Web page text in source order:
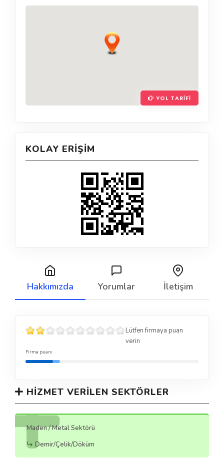
YOL TARIFI
KOLAY ERIŞIM
Hakkımızda Yorumlar İletişim
Lütfen firmaya puan
verin
Firma puanı
HIZMET VERILEN SEKTÖRLER
Maden / Metal Sektörü
Demir/Çelik/Döküm